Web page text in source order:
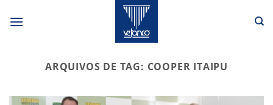
ARQUIVOS DE TAG: COOPER ITAIPU